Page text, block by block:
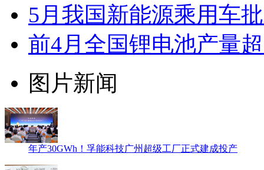
5月我国新能源乘用车
前4月全国锂电池产量
图片新闻
年产30GWh！孚能科技广州超级工厂正式建成投产